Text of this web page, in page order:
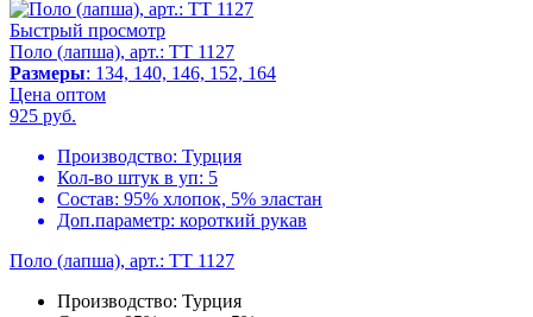
Быстрый просмотр
Поло (лапша), арт.: TT 1127
Размеры: 134, 140, 146, 152, 164
Цена оптом
925 руб.
Производство: Турция
Кол-во штук в уп: 5
Состав: 95% хлопок, 5% эластан
Доп.параметр: короткий рукав
Поло (лапша), арт.: TT 1127
Производство: Турция